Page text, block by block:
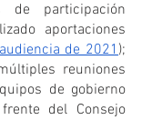
participación
aportaciones
audiencia de 2021 );
reuniones
de gobierno
del Consejo